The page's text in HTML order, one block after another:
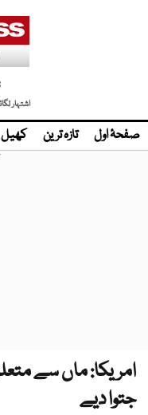
اشتہار
صفحۂ اول تازہ ترین کھیل
امریکا: ماں سے
جتوا دیے